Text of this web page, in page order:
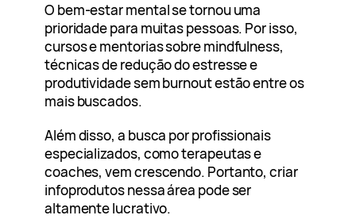
O bem-estar mental se tornou uma
prioridade para muitas pessoas. Por isso,
cursos e mentorias sobre mindfulness,
técnicas de redução do estresse e
produtividade sem burnout estão entre os
mais buscados.
Além disso, a busca por profissionais
especializados, como terapeutas e
coaches, vem crescendo. Portanto, criar
infoprodutos nessa área pode ser
altamente lucrativo.